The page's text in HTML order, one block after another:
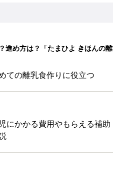
進め方は？「たまひよ きほんの離
ての離乳食作りに役立つ
にかかる費用やもらえる補助